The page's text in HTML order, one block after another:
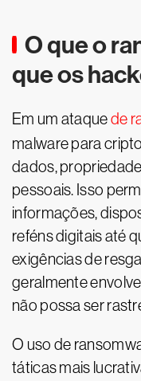
O que o
que os
Em um ataquede
malware para
dados,
pessoais. Isso
informações,
reféns digitais até
exigências de
geralmente
não possa ser
O uso de
táticas mais